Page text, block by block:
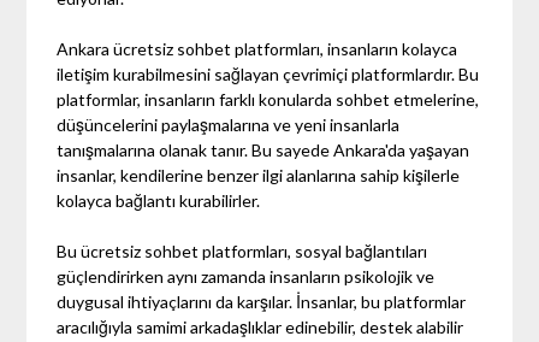
Ankara ücretsiz sohbet platformları, insanların kolayca
iletişim kurabilmesini sağlayan çevrimiçi platformlardır. Bu
platformlar, insanların farklı konularda sohbet etmelerine,
düşüncelerini paylaşmalarına ve yeni insanlarla
tanışmalarına olanak tanır. Bu sayede Ankara'da yaşayan
insanlar, kendilerine benzer ilgi alanlarına sahip kişilerle
kolayca bağlantı kurabilirler.
Bu ücretsiz sohbet platformları, sosyal bağlantıları
güçlendirirken aynı zamanda insanların psikolojik ve
duygusal ihtiyaçlarını da karşılar. İnsanlar, bu platformlar
aracılığıyla samimi arkadaşlıklar edinebilir, destek alabilir